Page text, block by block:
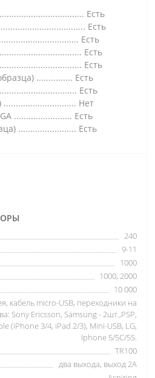
Есть
Есть
Есть
Есть
Есть
............... Есть
Есть
.............................. Нет
........................ Есть
........................ Есть
240
9-11
1000
1000, 2000
10 000
кабель micro-USB, переходники на
Sony Ericsson, Samsung - 2шт.,PSP,
(iPhone 3/4, iPad 2/3), Mini-USB, LG,
Iphone 5/5C/5S.
TR100
два выхода, выход 2А